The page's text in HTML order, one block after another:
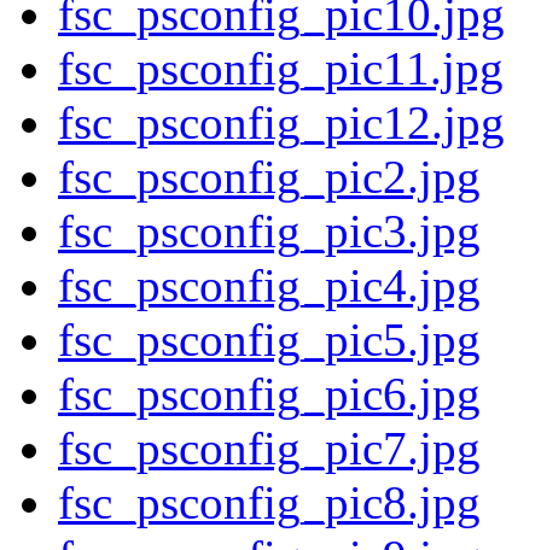
fsc_psconfig_pic10.jpg
fsc_psconfig_pic11.jpg
fsc_psconfig_pic12.jpg
fsc_psconfig_pic2.jpg
fsc_psconfig_pic3.jpg
fsc_psconfig_pic4.jpg
fsc_psconfig_pic5.jpg
fsc_psconfig_pic6.jpg
fsc_psconfig_pic7.jpg
fsc_psconfig_pic8.jpg